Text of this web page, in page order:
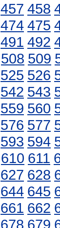
457 458
474 475
491 492
508 509
525 526
542 543
559 560
576 577
593 594
610 611
627 628
644 645
661 662
678 679